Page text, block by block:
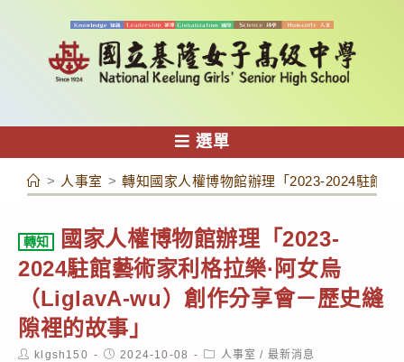
容
選單
> 人事室 > 轉知國家人權博物館辦理「2023-2024駐館
轉知
國家人權博物館辦理「2023-
2024駐館藝術家利格拉樂·阿女烏
（LiglavA-wu）創作分享會－歷史縫
隙裡的故事」
Postklgsh150
Post2024-10-08
Post人事室 / 最新消息